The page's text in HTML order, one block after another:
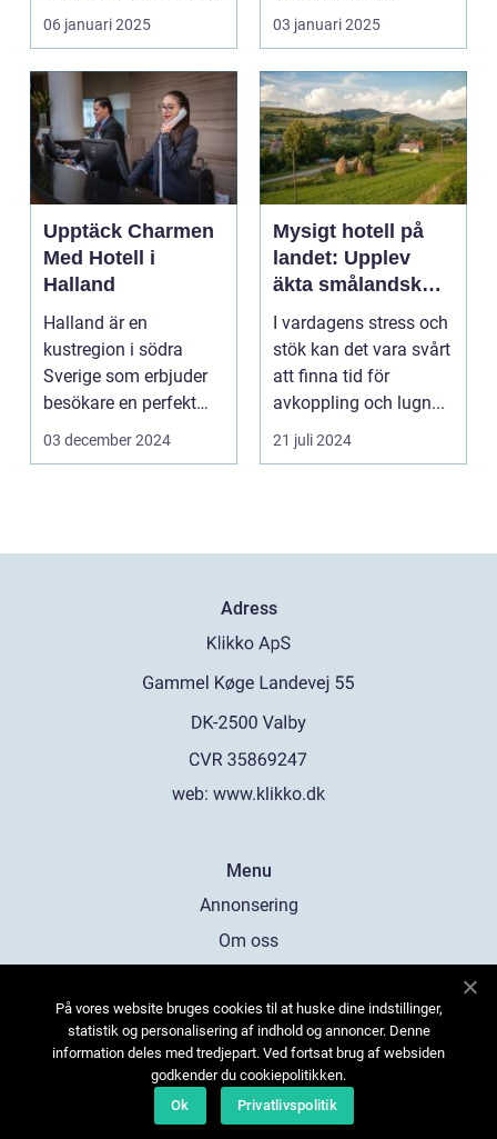
för föret...
06 januari 2025 03 januari 2025
Upptäck Charmen
Med Hotell i
Halland
Halland är en
kustregion i södra
Sverige som erbjuder
besökare en perfekt
blandning a...
03 december 2024
Mysigt hotell på
landet: Upplev
äkta smålandsk
charm på
smålandstorpet
I vardagens stress och
stök kan det vara svårt
att finna tid för
avkoppling och lugn...
21 juli 2024
Adress
web: www.klikko.dk
Menu
Annonsering
Om oss
Kontakta oss
Sitemap
På vores website bruges cookies til at huske dine indstillinger,
statistik og personalisering af indhold og annoncer. Denne
information deles med tredjepart. Ved fortsat brug af websiden
godkender du cookiepolitikken.
Ok
Privatlivspolitik